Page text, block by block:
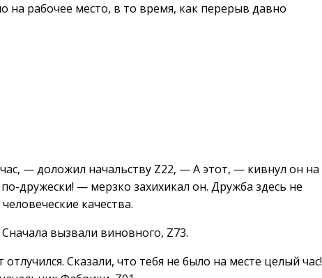
рабочее место, в то время, как перерыв давно
— доложил начальству Z22, — А этот, — кивнул он на
дружески! — мерзко захихикал он. Дружба здесь не
качества.
вызвали виновного, Z73.
Сказали, что тебя не было на месте целый час!